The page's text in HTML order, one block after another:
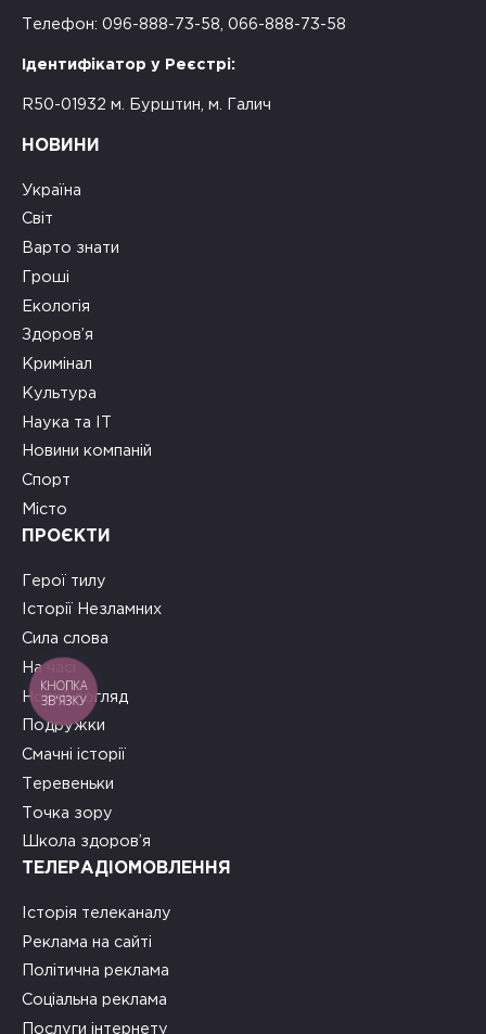
Телефон: 096-888-73-58, 066-888-73-58
Ідентифікатор у Реєстрі:
R50-01932 м. Бурштин, м. Галич
НОВИНИ
Україна
Світ
Варто знати
Гроші
Екологія
Здоров’я
Кримінал
Культура
Наука та ІТ
Новини компаній
Спорт
Місто
ПРОЄКТИ
Герої тилу
Історії Незламних
Сила слова
На часі
Новий погляд
Подружки
Смачні історії
Теревеньки
Точка зору
Школа здоров’я
ТЕЛЕРАДІОМОВЛЕННЯ
Історія телеканалу
Реклама на сайті
Політична реклама
Соціальна реклама
Послуги інтернету
КНОПКА
ЗВ'ЯЗКУ